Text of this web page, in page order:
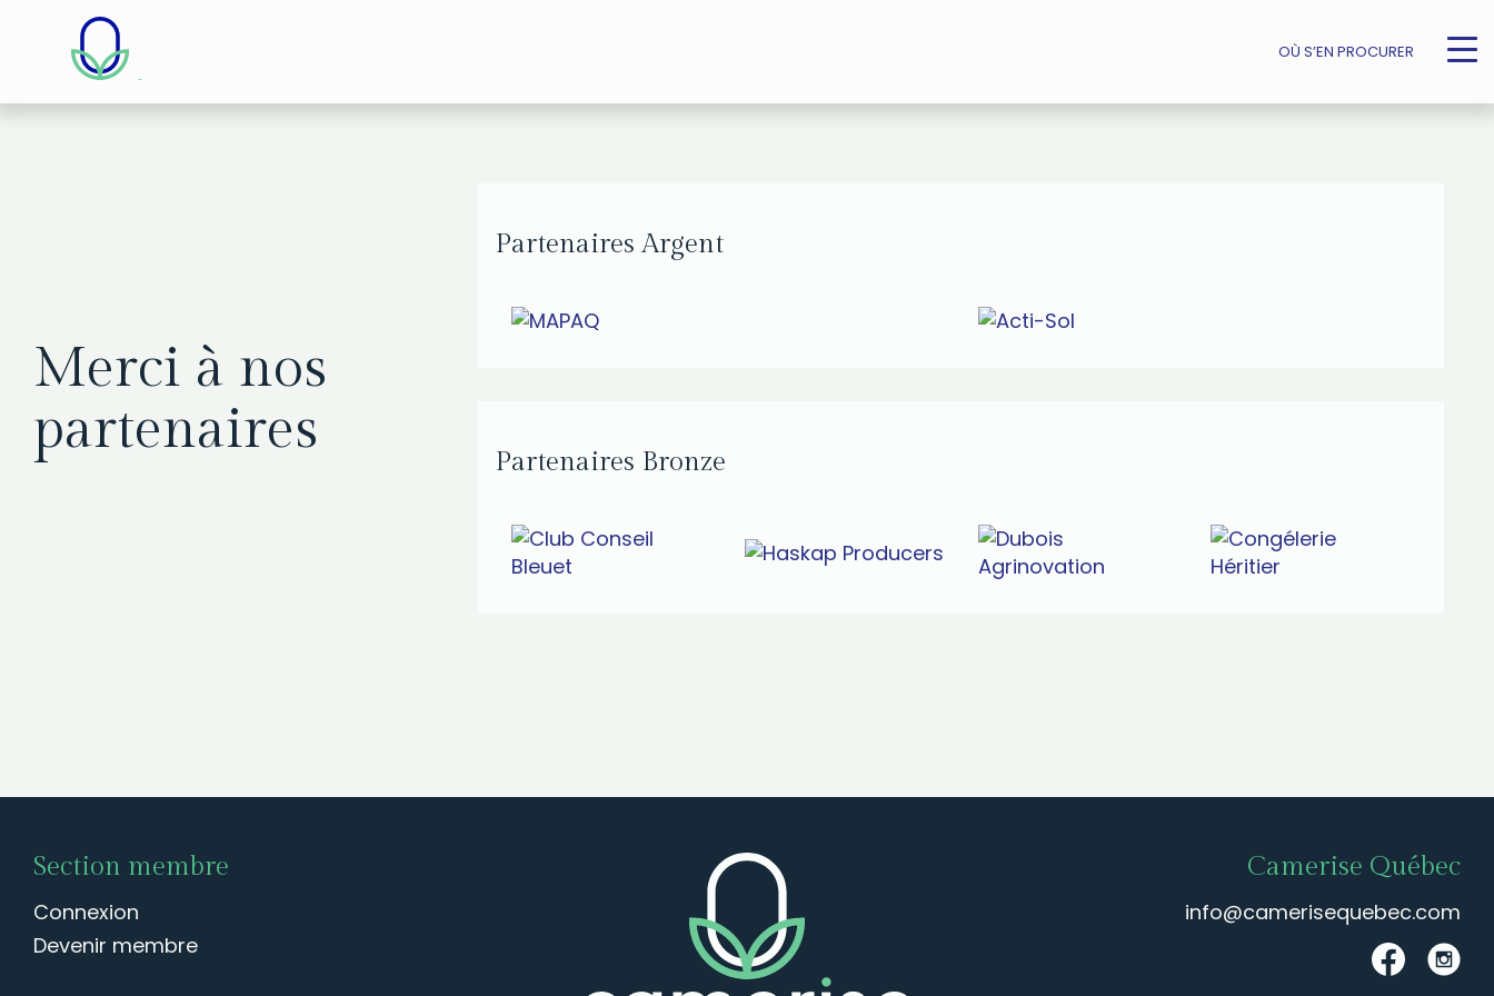
OÙ S’EN PROCURER
Merci à nos
partenaires
Partenaires Argent
Partenaires Bronze
Section membre
Connexion
Devenir membre
Camerise Québec
info@camerisequebec.com